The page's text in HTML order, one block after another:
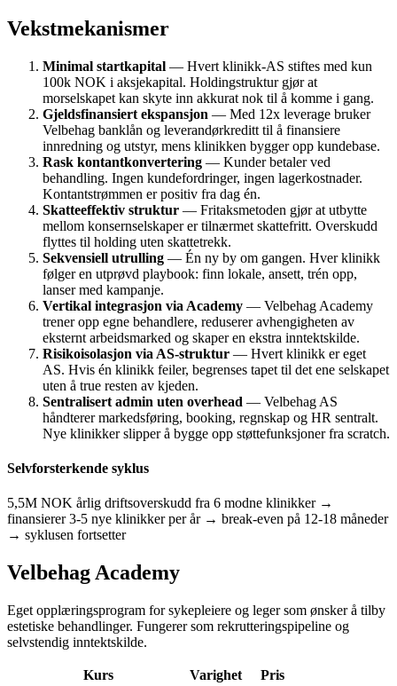
Vekstmekanismer
Minimal startkapital — Hvert klinikk-AS stiftes med kun
100k NOK i aksjekapital. Holdingstruktur gjør at
morselskapet kan skyte inn akkurat nok til å komme i gang.
Gjeldsfinansiert ekspansjon — Med 12x leverage bruker
Velbehag banklån og leverandørkreditt til å finansiere
innredning og utstyr, mens klinikken bygger opp kundebase.
Rask kontantkonvertering — Kunder betaler ved
behandling. Ingen kundefordringer, ingen lagerkostnader.
Kontantstrømmen er positiv fra dag én.
Skatteeffektiv struktur — Fritaksmetoden gjør at utbytte
mellom konsernselskaper er tilnærmet skattefritt. Overskudd
flyttes til holding uten skattetrekk.
Sekvensiell utrulling — Én ny by om gangen. Hver klinikk
følger en utprøvd playbook: finn lokale, ansett, trén opp,
lanser med kampanje.
Vertikal integrasjon via Academy — Velbehag Academy
trener opp egne behandlere, reduserer avhengigheten av
eksternt arbeidsmarked og skaper en ekstra inntektskilde.
Risikoisolasjon via AS-struktur — Hvert klinikk er eget
AS. Hvis én klinikk feiler, begrenses tapet til det ene selskapet
uten å true resten av kjeden.
Sentralisert admin uten overhead — Velbehag AS
håndterer markedsføring, booking, regnskap og HR sentralt.
Nye klinikker slipper å bygge opp støttefunksjoner fra scratch.
Selvforsterkende syklus
5,5M NOK årlig driftsoverskudd fra 6 modne klinikker →
finansierer 3-5 nye klinikker per år → break-even på 12-18 måneder
→ syklusen fortsetter
Velbehag Academy
Eget opplæringsprogram for sykepleiere og leger som ønsker å tilby
estetiske behandlinger. Fungerer som rekrutteringspipeline og
selvstendig inntektskilde.
Kurs Varighet
Pris